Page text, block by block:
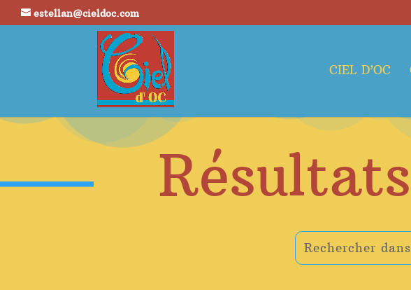
estellan@cieldoc.com
CIEL D’OC